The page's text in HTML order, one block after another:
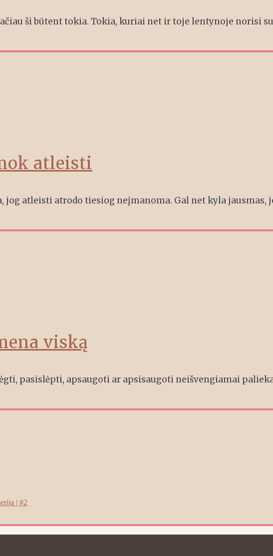
ši būtent tokia. Tokia, kuriai net ir toje lentynoje norisi
atleisti
jog atleisti atrodo tiesiog neįmanoma. Gal net kyla jausmas,
viską
pasislėpti, apsaugoti ar apsisaugoti neišvengiamai palieka
| #2